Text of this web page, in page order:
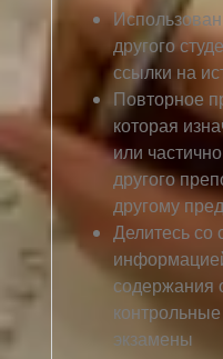
другого
ссылки на
Повторное
которая
или
другого
другому
Делитесь со
содержания
экзамены